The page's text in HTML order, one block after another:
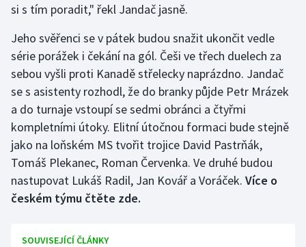
si s tím poradit," řekl Jandač jasně.
Jeho svěřenci se v pátek budou snažit ukončit vedle
série porážek i čekání na gól. Češi ve třech duelech za
sebou vyšli proti Kanadě střelecky naprázdno. Jandač
se s asistenty rozhodl, že do branky půjde Petr Mrázek
a do turnaje vstoupí se sedmi obránci a čtyřmi
kompletními útoky. Elitní útočnou formaci bude stejně
jako na loňském MS tvořit trojice David Pastrňák,
Tomáš Plekanec, Roman Červenka. Ve druhé budou
nastupovat Lukáš Radil, Jan Kovář a Voráček. Více o
českém týmu čtěte zde.
SOUVISEJÍCÍ ČLÁNKY